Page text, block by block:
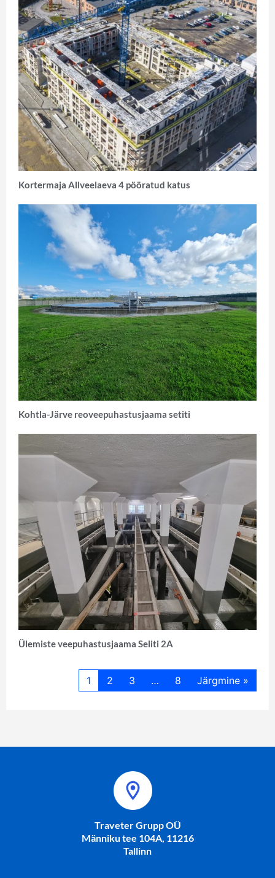
Kortermaja Allveelaeva 4 pööratud katus
Kohtla-Järve reoveepuhastusjaama setiti
Ülemiste veepuhastusjaama Seliti 2A
1 2 3 … 8 Järgmine »
Traveter Grupp OÜ
Männiku tee 104A, 11216
Tallinn